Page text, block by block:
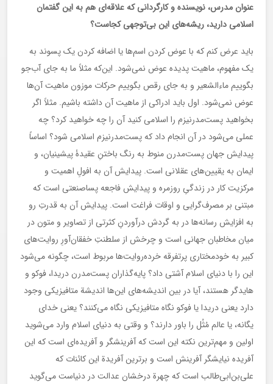
عنوان مدرس، نویسنده و کارگردانی که علاقه‌ای هم به این گفتمان
اسلامی دارید، ریشه‌های این بی‌توجهی کجاست؟
باید عرض کنم که با عوض کردن اسم‌ها یا اضافه کردن یک پسوند به
یک مفهوم، ماهیت پدیده عوض نمی‌شود. این‌که مثلاً ما به جای آب‌جو
بگوییم ماءالشعیر و به جای رقص بگوییم حرکات موزون ماهیت آن‌ها
عوض نمی‌شود. اول باید ادراکی از ماهیت آن داشته باشیم. مثلاً اگر
بخواهید پست‌مدرنیزم را اسلامی کنید آن را چه خواهید کرد؟ چه
عملی می‌شود در آن انجام داد که پست‌مدرنیزم اسلامی شود؟ اساساً
پیدایش جهان پست‌مدرن منوط به رنگ باختنِ عقیدۀ پیشینیان، و
ایمان به یقیین‌های عقلانی است. پیدایش آن به افولِ اهمیت و
مرکزیت کار در زندگیِ روزمره و پیدایش فاجعه پساصنعتی است که
مبتنی بر مصرف‌گرایی و اوقات فراغت است. پیدایش آن به قدرتِ رو
به افزایش رسانه‌ها در به گردش درآوردنِ کثرتی از تصاویر و متون در
میان مخاطبان جهانی است و چرخش از سلطنتِ خفقان‌آورِ روایت‌های
کبیر به خودمختاری پرتفرقه خرده‌روایت‌ها مربوط است، چگونه می‌شود
این را با دنیای اسلام آشتی داد؟ پایه‌گذاران پست‌مدرن دریدا، فوکو و
هایدگر هستند، آیا در بین اندیشه‌های این‌ها اندیشة متافیزیکی وجود
دارد یعنی دریدا یا فوکو نگاه متافیزیکی نگاه می‌کنند؟ یعنی خدای
یگانه، یا عالم مُثُل را باور دارند؟ و وقتی به دنیای اسلام وارد می‌شوید
اولین و مهم‌ترین نکته این است که آفرینشگر و آفریده‌ای است که این
آفریده نیایشگر آفرینش است و برترین آفریدة این کائنات که
علی‌بن‌ابی‌طالب است که چهرة درخشان عدالت در دنیاست می‌گوید